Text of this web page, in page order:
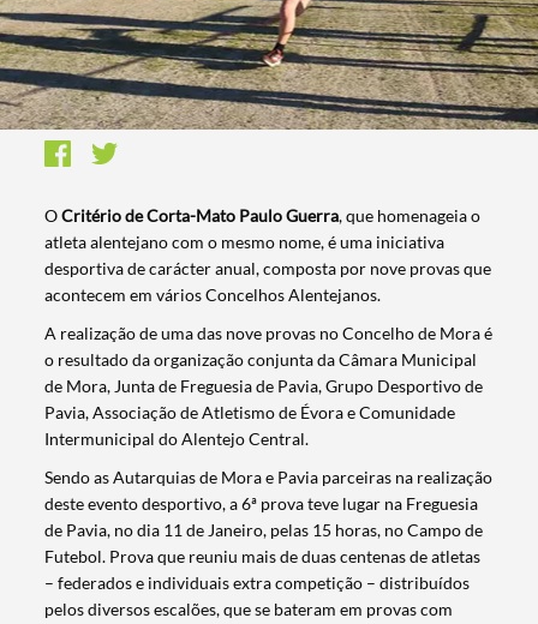
OCritério de Corta-Mato Paulo Guerra, que homenageia o
atleta alentejano com o mesmo nome, é uma iniciativa
desportiva de carácter anual, composta por nove provas que
acontecem em vários Concelhos Alentejanos.
A realização de uma das nove provas no Concelho de Mora é
o resultado da organização conjunta da Câmara Municipal
de Mora, Junta de Freguesia de Pavia, Grupo Desportivo de
Pavia, Associação de Atletismo de Évora e Comunidade
Intermunicipal do Alentejo Central.
Sendo as Autarquias de Mora e Pavia parceiras na realização
deste evento desportivo, a 6ª prova teve lugar na Freguesia
de Pavia, no dia 11 de Janeiro, pelas 15 horas, no Campo de
Futebol. Prova que reuniu mais de duas centenas de atletas
– federados e individuais extra competição – distribuídos
pelos diversos escalões, que se bateram em provas com